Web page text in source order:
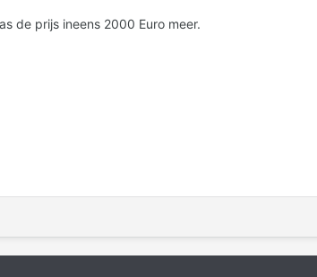
de prijs ineens 2000 Euro meer.